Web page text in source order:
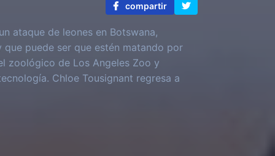
compartir
ataque de leones en Botswana,
puede ser que estén matando por
zoológico de Los Angeles Zoo y
Chloe Tousignant regresa a
analista de inteligencia del